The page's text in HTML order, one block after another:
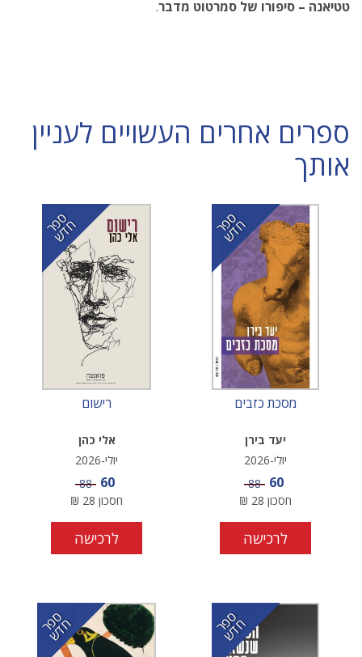
טטיאנה – סיפורו של סמרטוט מדבר.
ספרים אחרים העשויים לעניין
אותך
ס
פ
ר
ח
ד
ש
מסכת כזבים
יעד בירן
יולי-2026
מחיר מבצע
60 מחיר
88
חסכון 28
₪
לרכישה
ס
פ
ר
ח
ד
ש
רישום
אלי כהן
יולי-2026
מחיר מבצע
60 מחיר
88
חסכון 28
₪
לרכישה
ס
פ
ר
ח
ד
ש ס
פ
ר
ח
ד
ש